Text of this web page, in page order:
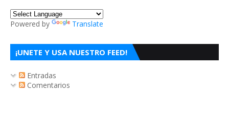
Powered by Translate
¡UNETE Y USA NUESTRO FEED!
Entradas
Comentarios